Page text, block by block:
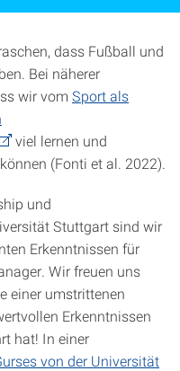
dass Fußball und
Bei näherer
wir vom Sport als
viel lernen und
(Fonti et al. 2022).
und
Stuttgart sind wir
Erkenntnissen für
Wir freuen uns
einer umstrittenen
Erkenntnissen
hat! In einer
von der Universität